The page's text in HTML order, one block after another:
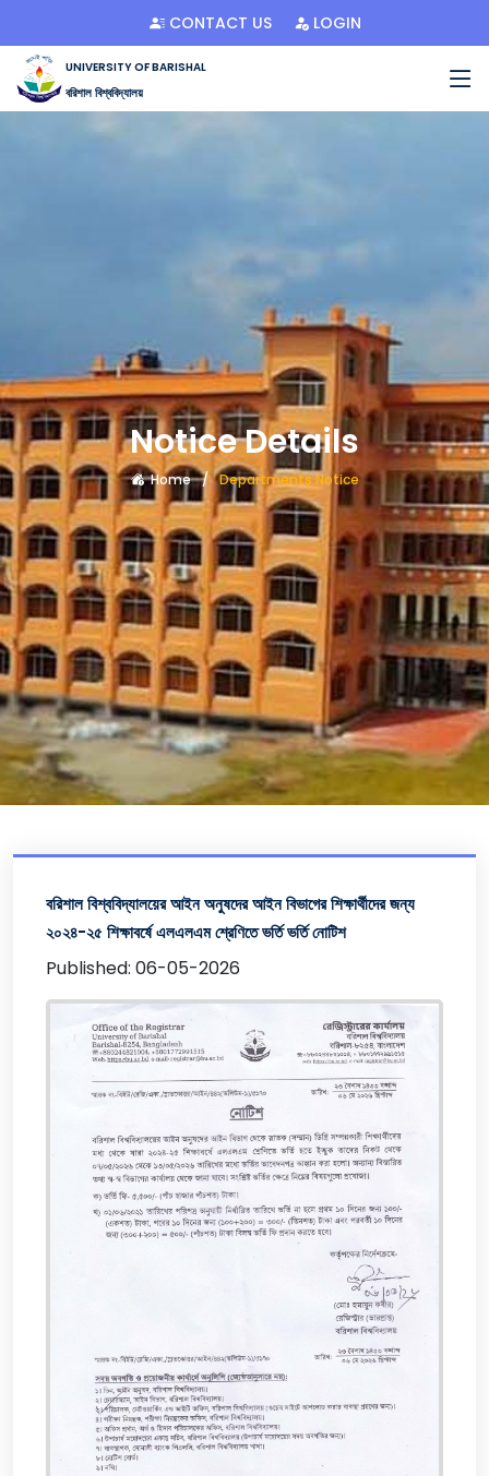
CONTACT US LOGIN
UNIVERSITY OF BARISHAL
বরিশাল বিশ্ববিদ্যালয়
Notice Details
Home Departments Notice
বরিশাল বিশ্ববিদ্যালয়ের আইন অনুষদের আইন বিভাগের শিক্ষার্থীদের জন্য
২০২৪-২৫ শিক্ষাবর্ষে এলএলএম শ্রেণিতে ভর্তি ভর্তি নোটিশ
Published: 06-05-2026